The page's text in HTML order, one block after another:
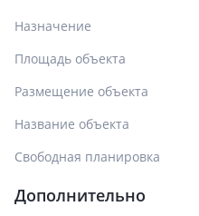
Назначение
Площадь объекта
Размещение объекта
Название объекта
Свободная планировка
Дополнительно